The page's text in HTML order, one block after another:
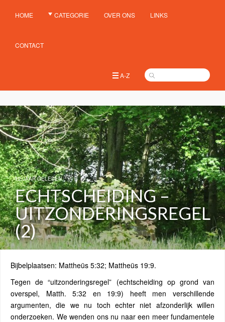
HOME CATEGORIE OVER ONS LINKS
CONTACT
A-Z
12 JAAR GELEDEN
ECHTSCHEIDING –
UITZONDERINGSREGEL
(2)
Bijbelplaatsen: Mattheüs 5:32; Mattheüs 19:9.
Tegen de “uitzonderingsregel” (echtscheiding op grond van
overspel, Matth. 5:32 en 19:9) heeft men verschillende
argumenten, die we nu toch echter niet afzonderlijk willen
onderzoeken. We wenden ons nu naar een meer fundamentele